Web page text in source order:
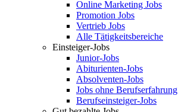
Online Marketing Jobs
Promotion Jobs
Vertrieb Jobs
Alle Tätigkeitsbereiche
Einsteiger-Jobs
Junior-Jobs
Abiturienten-Jobs
Absolventen-Jobs
Jobs ohne Berufserfahrung
Berufseinsteiger-Jobs